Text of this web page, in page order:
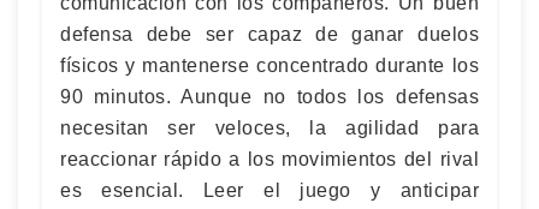
defensa debe ser capaz de ganar duelos
físicos y mantenerse concentrado durante los
90 minutos. Aunque no todos los defensas
necesitan ser veloces, la agilidad para
reaccionar rápido a los movimientos del rival
es esencial. Leer el juego y anticipar